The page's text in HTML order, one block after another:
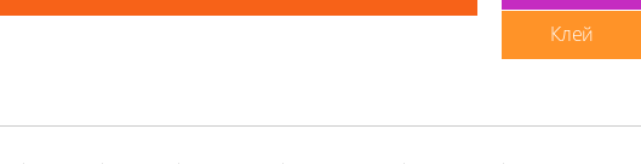
Клей